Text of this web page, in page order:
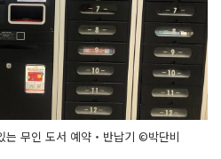
는 무인 도서 예약‧반납기 ©박단비